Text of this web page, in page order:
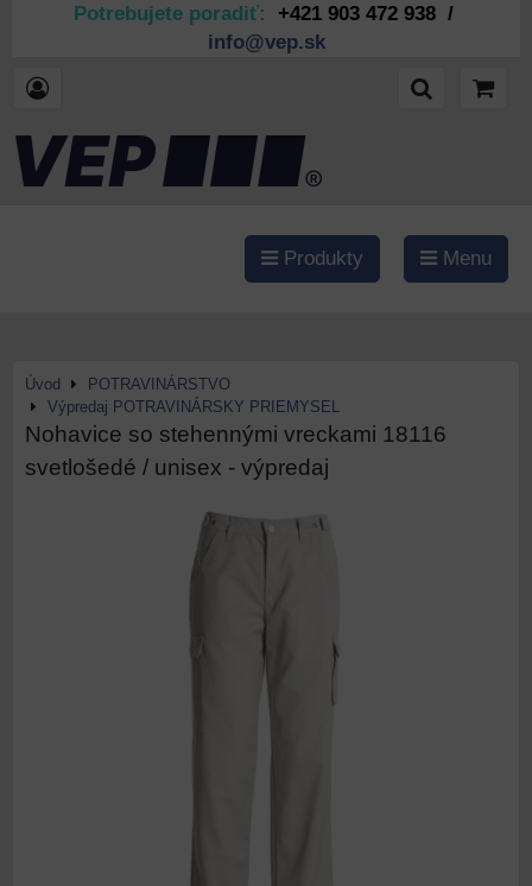
Potrebujete poradiť: +421 903 472 938 /
info@vep.sk
Produkty Menu
Úvod
POTRAVINÁRSTVO
Výpredaj POTRAVINÁRSKY PRIEMYSEL
Nohavice so stehennými vreckami 18116
svetlošedé / unisex - výpredaj